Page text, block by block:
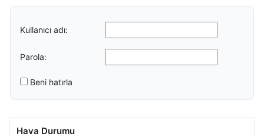
Kullanıcı adı:
Parola:
Beni hatırla
Hava Durumu